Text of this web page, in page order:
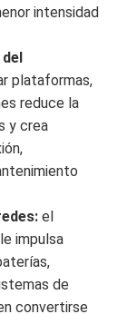
intensidad
plataformas,
reduce la
y crea
el
impulsa
de
convertirse